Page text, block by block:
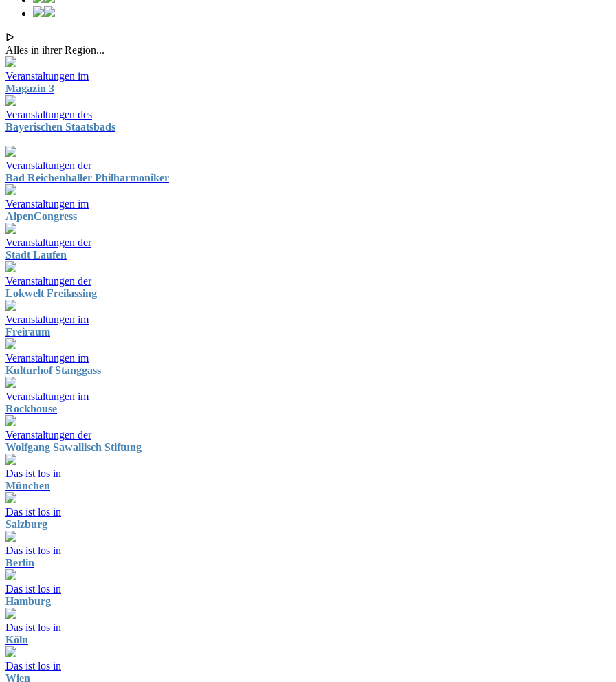
ᐅ
Alles in ihrer Region...
Veranstaltungen im
Magazin 3
Veranstaltungen des
Bayerischen Staatsbads
Veranstaltungen der
Bad Reichenhaller Philharmoniker
Veranstaltungen im
AlpenCongress
Veranstaltungen der
Stadt Laufen
Veranstaltungen der
Lokwelt Freilassing
Veranstaltungen im
Freiraum
Veranstaltungen im
Kulturhof Stanggass
Veranstaltungen im
Rockhouse
Veranstaltungen der
Wolfgang Sawallisch Stiftung
Das ist los in
München
Das ist los in
Salzburg
Das ist los in
Berlin
Das ist los in
Hamburg
Das ist los in
Köln
Das ist los in
Wien